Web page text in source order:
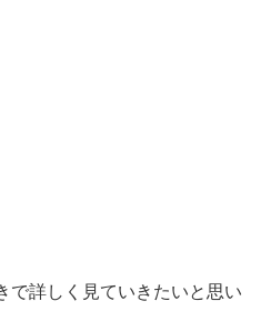
で詳しく見ていきたいと思い